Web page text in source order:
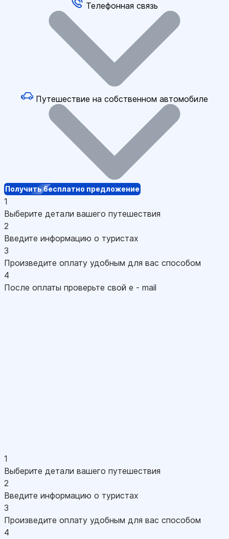
Телефонная связь
Путешествие на собственном автомобиле
Получить бесплатно предложение
1
Выберите детали вашего путешествия
2
Введите информацию о туристах
3
Произведите оплату удобным для вас способом
4
После оплаты проверьте свой e - mail
1
Выберите детали вашего путешествия
2
Введите информацию о туристах
3
Произведите оплату удобным для вас способом
4